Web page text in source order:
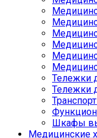
Тележки
Тележки
Шкафы
Медицинские